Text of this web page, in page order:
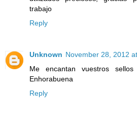
trabajo
Reply
Unknown November 28, 2012
Me encantan vuestros
Enhorabuena
Reply